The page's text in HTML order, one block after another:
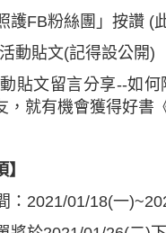
護FB粉絲團」按讚 (
動貼文(記得設公開)
貼文留言分享--如
，就有機會獲得好書
：2021/01/18(一